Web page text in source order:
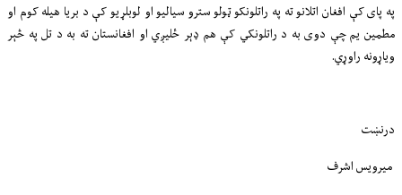
په پای کې افغان اتلانو ته په راتلونکو ټولو سترو سیالیو او لوبلړیو کې د بريا هیله کوم او
مطمین یم چې دوی به د راتلونکي کې هم ډېر ځلیږي او افغانستان ته به د تل په څېر
ویاړونه راوړي.
درنښت
میرویس اشرف